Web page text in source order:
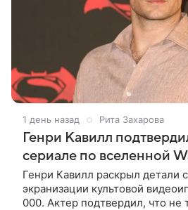
1 день назад Рита Захарова
Генри Кавилл
сериале по вселенной
Генри Кавилл раскрыл детали
экранизации культовой
000. Актер подтвердил, что не